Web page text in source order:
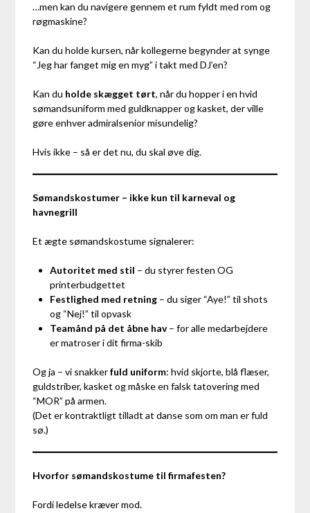
…men kan du navigere gennem et rum fyldt med rom og
røgmaskine?
Kan du holde kursen, når kollegerne begynder at synge
“Jeg har fanget mig en myg” i takt med DJ’en?
Kan du holde skægget tørt, når du hopper i en hvid
sømandsuniform med guldknapper og kasket, der ville
gøre enhver admiralsenior misundelig?
Hvis ikke – så er det nu, du skal øve dig.
Sømandskostumer – ikke kun til karneval og
havnegrill
Et ægte sømandskostume signalerer:
Autoritet med stil – du styrer festen OG
printerbudgettet
Festlighed med retning – du siger “Aye!” til shots
og “Nej!” til opvask
Teamånd på det åbne hav– for alle medarbejdere
er matroser i dit firma-skib
Og ja – vi snakkerfuld uniform: hvid skjorte, blå flæser,
guldstriber, kasket og måske en falsk tatovering med
“MOR” på armen.
(Det er kontraktligt tilladt at danse som om man er fuld
sø.)
Hvorfor sømandskostume til firmafesten?
Fordi ledelse kræver mod.